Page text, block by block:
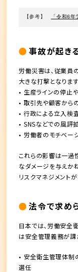
【参考】 「令和6
事故が起き
労働災害は、従業員
大きな打撃となりま
• 生産ラインの停止
• 取引先や顧客から
• 行政による立入検
• SNSなどでの風評
• 労働者のモチベー
これらの影響は一過
なダメージを与えか
リスクマネジメントが
法令で求め
日本では、労働安全
は安全管理義務が課
• 安全衛生管理体制
選任